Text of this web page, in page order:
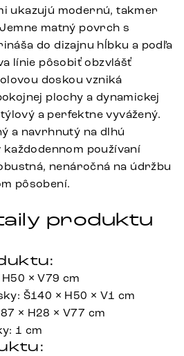
ukazujú modernú, takmer
matný povrch s
do dizajnu hĺbku a podľa
línie pôsobiť obzvlášť
doskou vzniká
plochy a dynamickej
a perfektne vyvážený.
a navrhnutý na dlhú
používaní
nenáročná na údržbu
pôsobení.
produktu
× V79 cm
Š140 × H50 × V1 cm
× H28 × V77 cm
1 cm